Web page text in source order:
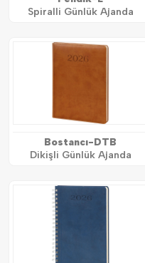
Spiralli Günlük Ajanda
Bostancı-DTB
Dikişli Günlük Ajanda